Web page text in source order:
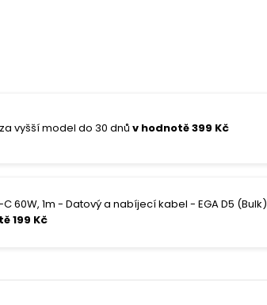
vyšší model do 30 dnů v hodnotě 399 Kč
C 60W, 1m - Datový a nabíjecí kabel - EGA D5 (Bulk)
199 Kč